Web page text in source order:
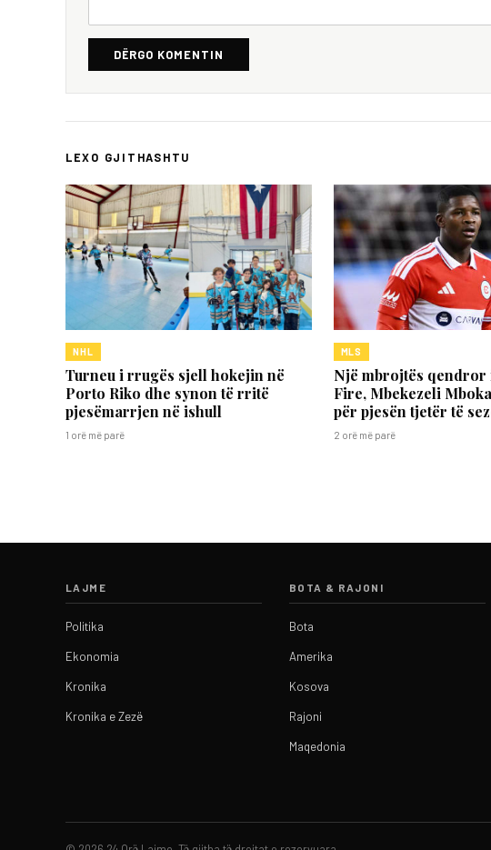
DËRGO KOMENTIN
LEXO GJITHASHTU
NHL
Turneu i rrugës sjell hokejin në
Porto Riko dhe synon të rritë
pjesëmarrjen në ishull
1 orë më parë
MLS
Një mbrojtës qendror
Fire, Mbekezeli
për pjesën tjetër të
2 orë më parë
LAJME
Politika
Ekonomia
Kronika
Kronika e Zezë
BOTA & RAJONI
Bota
Amerika
Kosova
Rajoni
Maqedonia